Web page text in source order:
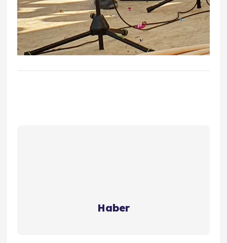
Haber